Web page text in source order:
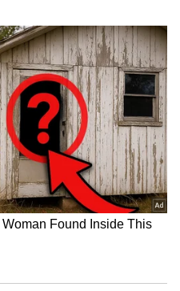
ಪ್ರಾಣ":
| Rishab
News
ಇಳಿಕೆ: ಮೋದಿ-
US